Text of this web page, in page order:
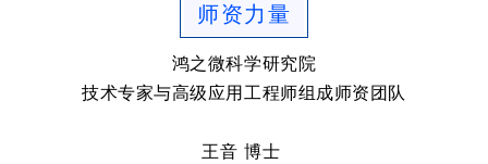
师资力量
鸿之微科学研究院
技术专家与高级应用工程师组成师资团队
王音 博士